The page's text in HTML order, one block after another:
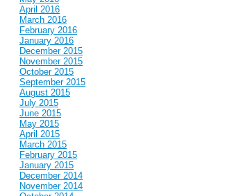
April 2016
March 2016
February 2016
January 2016
December 2015
November 2015
October 2015
September 2015
August 2015
July 2015
June 2015
May 2015
April 2015
March 2015
February 2015
January 2015
December 2014
November 2014